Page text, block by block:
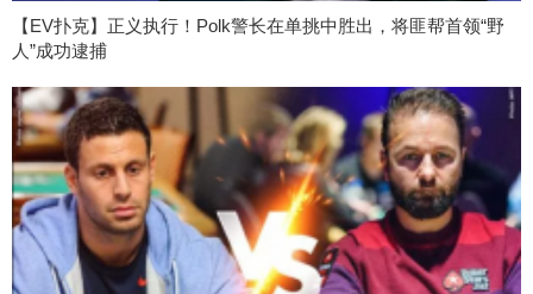
【EV扑克】正义执行！Polk警长在单挑中胜出，将匪帮首领“野
人”成功逮捕